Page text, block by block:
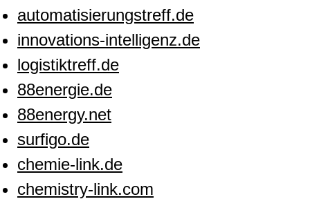
automatisierungstreff.de
innovations-intelligenz.de
logistiktreff.de
88energie.de
88energy.net
surfigo.de
chemie-link.de
chemistry-link.com